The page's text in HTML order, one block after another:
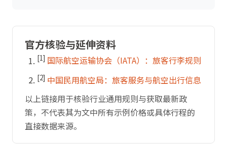
官方核验与延伸资料
[1] 国际航空运输协会（IATA）：旅客行李规则
[2] 中国民用航空局：旅客服务与航空出行信息
以上链接用于核验行业通用规则与获取最新政
策，不代表其为文中所有示例价格或具体行程的
直接数据来源。